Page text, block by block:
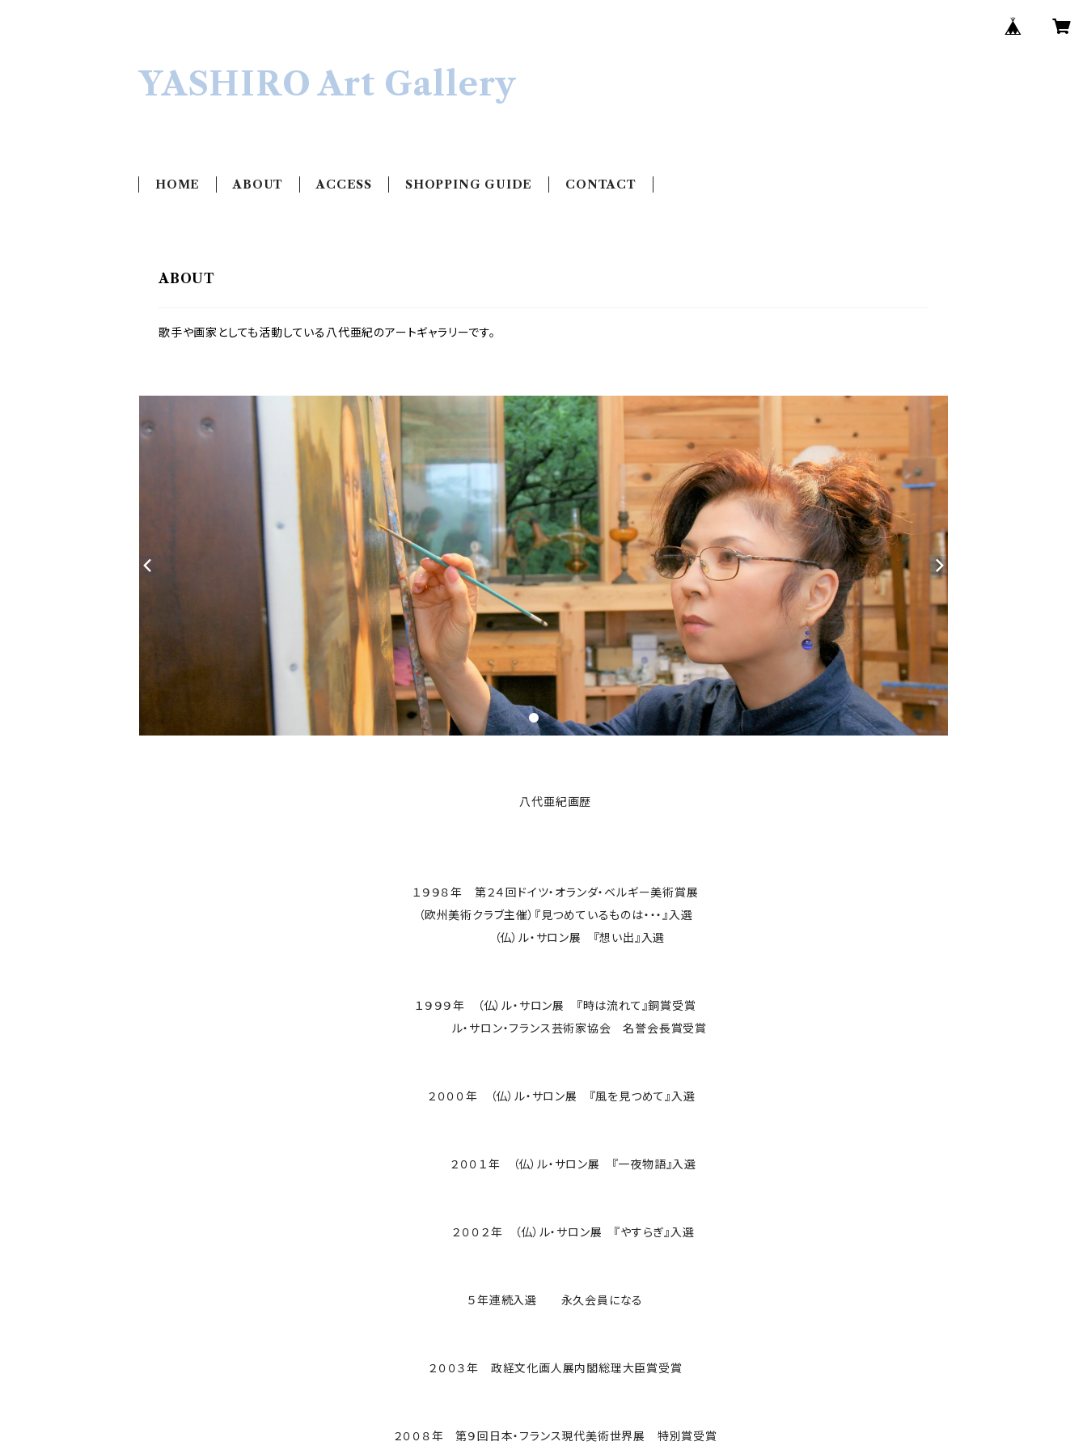
YASHIRO Art Gallery
HOME ABOUT ACCESS SHOPPING GUIDE CONTACT
ABOUT
歌手や画家としても活動している八代亜紀のアートギャラリーです。
八代亜紀画歴
１９９８年 第２４回ドイツ・オランダ・ベルギー美術賞展
（欧州美術クラブ主催）『見つめているものは・・・』入選
（仏）ル・サロン展 『想い出』入選
１９９９年 （仏）ル・サロン展 『時は流れて』銅賞受賞
ル・サロン・フランス芸術家協会 名誉会長賞受賞
２０００年 （仏）ル・サロン展 『風を見つめて』入選
２００１年 （仏）ル・サロン展 『一夜物語』入選
２００２年 （仏）ル・サロン展 『やすらぎ』入選
５年連続入選 永久会員になる
２００３年 政経文化画人展内閣総理大臣賞受賞
２００８年 第９回日本・フランス現代美術世界展 特別賞受賞